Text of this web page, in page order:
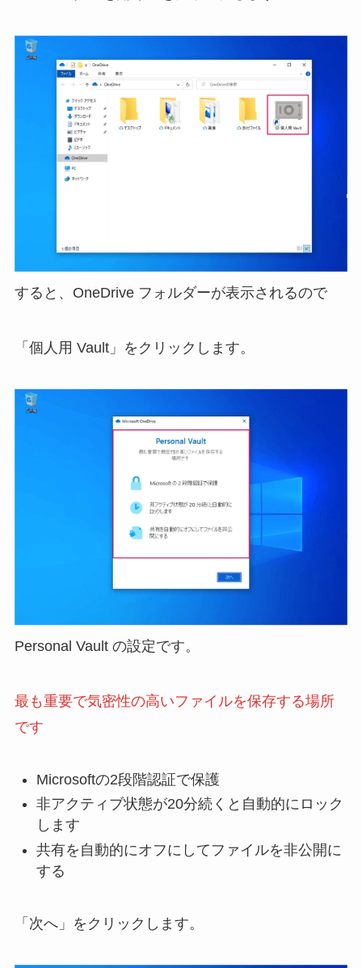
すると、OneDrive フォルダーが表示されるので
「個人用 Vault」をクリックします。
Personal Vault の設定です。
最も重要で気密性の高いファイルを保存する場所
です
Microsoftの2段階認証で保護
非アクティブ状態が20分続くと自動的にロック
します
共有を自動的にオフにしてファイルを非公開に
する
「次へ」をクリックします。